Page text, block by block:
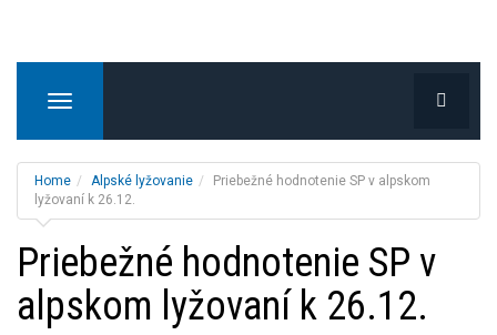
T
g
l
e
n
a
v
i
Home Alpské lyžovanie
Priebežné hodnotenie SP v alpskom
lyžovaní k 26.12.
Priebežné hodnotenie SP v
alpskom lyžovaní k 26.12.